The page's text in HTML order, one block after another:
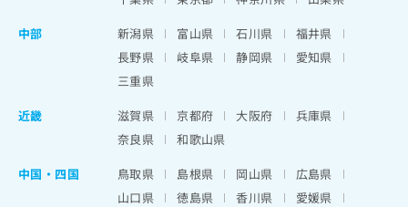
中部
新潟県 富山県 石川県
福井県
長野県
岐阜県 静岡県
愛知県
三重県
近畿
滋賀県 京都府 大阪府
兵庫県
奈良県
和歌山県
中国・四国
鳥取県 島根県 岡山県
広島県
山口県
徳島県 香川県
愛媛県